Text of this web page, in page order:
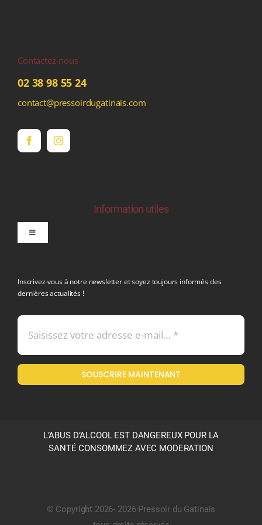
Contactez-nous
02 38 98 55 24
contact@pressoirdugatinais.com
Information utiles
Toggle
Mentions légales
Politique en matière de remboursements et de retours
Inscrivez-vous à notre newsletter et soyez toujours informés des
dernières actualités !
SOUSCRIRE MAINTENANT
L’ABUS D’ALCOOL EST DANGEREUX POUR LA
SANTÉ CONSOMMEZ AVEC MODERATION
© Copyright 2026- 2026 Pressoir du Gatinais